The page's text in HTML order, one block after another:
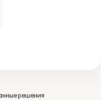
решения